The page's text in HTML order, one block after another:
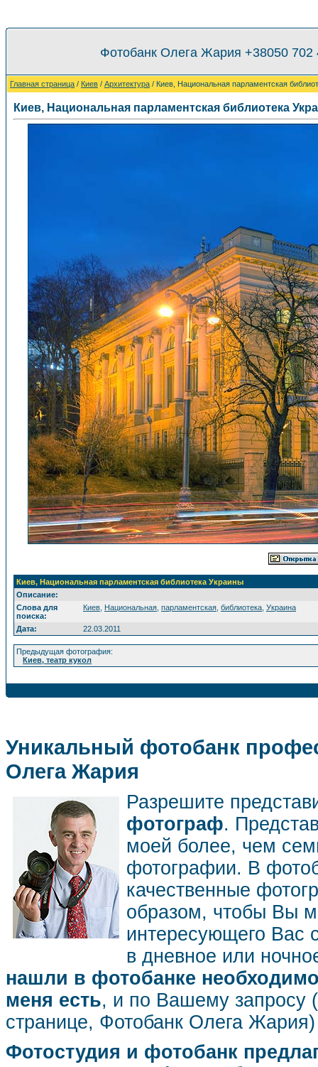
Фотобанк Олега Жария +38050
Главная страница / Киев / Архитектура / Киев, Национальная парламентская
Киев, Национальная парламентская библиотека
Киев, Национальная парламентская библиотека Украины
Описание:
Слова для
поиска:
Киев Национальная парламентская библиотека Украина
Дата: 22.03.2011
Предыдущая фотография:
Киев, театр кукол
Уникальный фотобанк
Олега Жария
Разрешите
фотограф.
моей более, чем
фотографии. В
качественные
образом, чтобы Вы
интересующего Вас
в дневное или
нашли в фотобанке
меня есть, и по Вашему запросу
странице, Фотобанк Олега
Фотостудия и фотобанк